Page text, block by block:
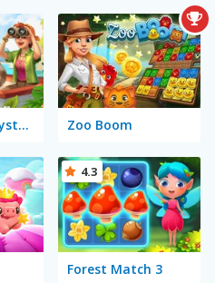
Vega Mix 2: Mystery of Island Zoo Boom
Forest Match 3
4.3